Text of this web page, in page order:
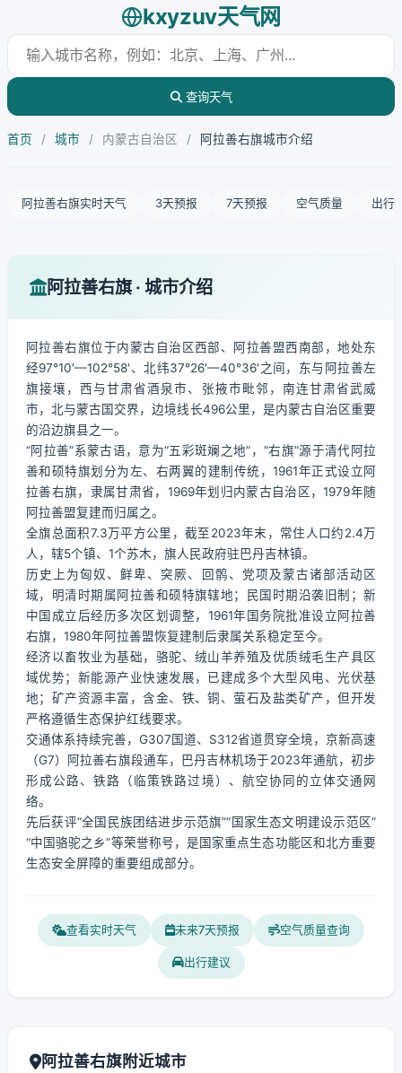
kxyzuv天气网
查询天气
首页 / 城市 / 内蒙古自治区 / 阿拉善右旗城市介绍
阿拉善右旗实时天气 3天预报 7天预报 空气质量 出行
阿拉善右旗 · 城市介绍
阿拉善右旗位于内蒙古自治区西部、阿拉善盟西南部，地处东
经97°10′—102°58′、北纬37°26′—40°36′之间，东与阿拉善左
旗接壤，西与甘肃省酒泉市、张掖市毗邻，南连甘肃省武威
市，北与蒙古国交界，边境线长496公里，是内蒙古自治区重要
的沿边旗县之一。
“阿拉善”系蒙古语，意为“五彩斑斓之地”，“右旗”源于清代阿拉
善和硕特旗划分为左、右两翼的建制传统，1961年正式设立阿
拉善右旗，隶属甘肃省，1969年划归内蒙古自治区，1979年随
阿拉善盟复建而归属之。
全旗总面积7.3万平方公里，截至2023年末，常住人口约2.4万
人，辖5个镇、1个苏木，旗人民政府驻巴丹吉林镇。
历史上为匈奴、鲜卑、突厥、回鹘、党项及蒙古诸部活动区
域，明清时期属阿拉善和硕特旗辖地；民国时期沿袭旧制；新
中国成立后经历多次区划调整，1961年国务院批准设立阿拉善
右旗，1980年阿拉善盟恢复建制后隶属关系稳定至今。
经济以畜牧业为基础，骆驼、绒山羊养殖及优质绒毛生产具区
域优势；新能源产业快速发展，已建成多个大型风电、光伏基
地；矿产资源丰富，含金、铁、铜、萤石及盐类矿产，但开发
严格遵循生态保护红线要求。
交通体系持续完善，G307国道、S312省道贯穿全境，京新高速
（G7）阿拉善右旗段通车，巴丹吉林机场于2023年通航，初步
形成公路、铁路（临策铁路过境）、航空协同的立体交通网
络。
先后获评“全国民族团结进步示范旗”“国家生态文明建设示范区”
“中国骆驼之乡”等荣誉称号，是国家重点生态功能区和北方重要
生态安全屏障的重要组成部分。
查看实时天气 未来7天预报 空气质量查询
出行建议
阿拉善右旗附近城市